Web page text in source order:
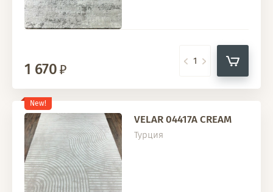
1 670
New!
VELAR 04417A CREAM
Турция